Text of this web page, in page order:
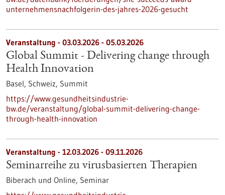
unternehmensnachfolgerin-des-jahres-2026-gesucht
Veranstaltung - 03.03.2026 - 05.03.2026
Global Summit - Delivering change through
Health Innovation
Basel, Schweiz, Summit
https://www.gesundheitsindustrie-
bw.de/veranstaltung/global-summit-delivering-change-
through-health-innovation
Veranstaltung - 12.03.2026 - 09.11.2026
Seminarreihe zu virusbasierten Therapien
Biberach und Online, Seminar